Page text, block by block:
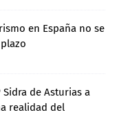
en España no se
Sidra de Asturias a
realidad del